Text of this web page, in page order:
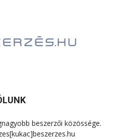
beszerzői közössége.